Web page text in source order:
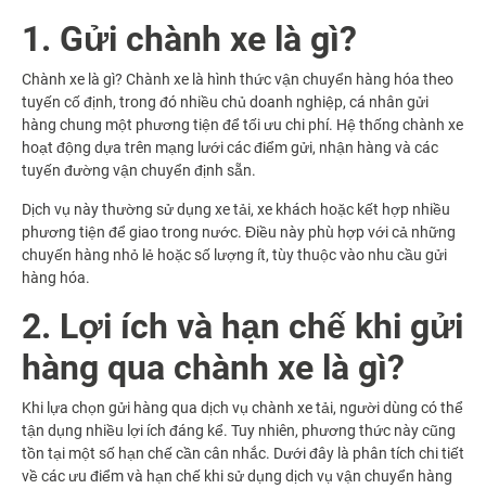
1. Gửi chành xe là gì?
Chành xe là gì? Chành xe là hình thức vận chuyển hàng hóa theo
tuyến cố định, trong đó nhiều chủ doanh nghiệp, cá nhân gửi
hàng chung một phương tiện để tối ưu chi phí. Hệ thống chành xe
hoạt động dựa trên mạng lưới các điểm gửi, nhận hàng và các
tuyến đường vận chuyển định sẵn.
Dịch vụ này thường sử dụng xe tải, xe khách hoặc kết hợp nhiều
phương tiện để giao trong nước. Điều này phù hợp với cả những
chuyến hàng nhỏ lẻ hoặc số lượng ít, tùy thuộc vào nhu cầu gửi
hàng hóa.
2. Lợi ích và hạn chế khi gửi
hàng qua chành xe là gì?
Khi lựa chọn gửi hàng qua dịch vụ chành xe tải, người dùng có thể
tận dụng nhiều lợi ích đáng kể. Tuy nhiên, phương thức này cũng
tồn tại một số hạn chế cần cân nhắc. Dưới đây là phân tích chi tiết
về các ưu điểm và hạn chế khi sử dụng dịch vụ vận chuyển hàng